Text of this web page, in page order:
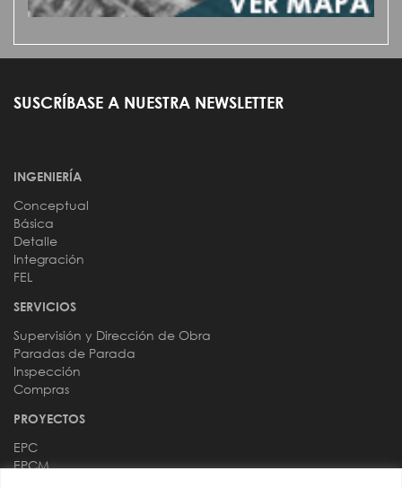
SUSCRÍBASE A NUESTRA NEWSLETTER
INGENIERÍA
Conceptual
Básica
Detalle
Integración
FEL
SERVICIOS
Supervisión y Dirección de Obra
Paradas de Parada
Inspección
Compras
PROYECTOS
EPC
EPCM